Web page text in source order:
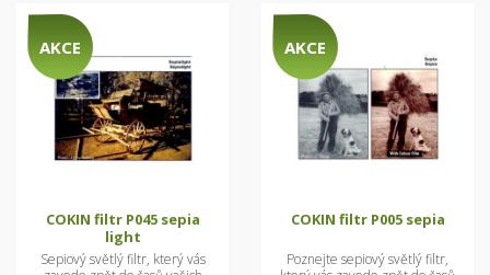
AKCE
COKIN filtr P045 sepia
light
Sepiový světlý filtr, který vás
AKCE
COKIN filtr P005 sepia
Poznejte sepiový světlý filtr,